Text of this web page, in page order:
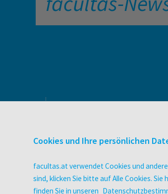
Buchhandel
Druckerei facultas druckt.
Wissen Magazin
Cookies und Ihre persönlichen
facultas.at verwendet Cookies und
sind, klicken Sie bitte auf Alle Cookies.
finden Sie in unseren